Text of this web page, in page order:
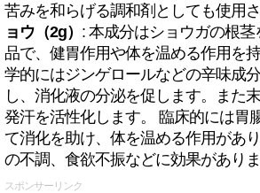
苦みを和らげる調和剤としても使用
ョウ（2g） : 本成分はショウガの根
品で、健胃作用や体を温める作用を
学的にはジンゲロールなどの辛味成
し、消化液の分泌を促します。また
発汗を活性化します。 臨床的には胃
て消化を助け、体を温める作用があ
の不調、食欲不振などに効果がありま
スポンサーリンク